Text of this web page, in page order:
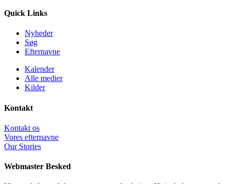
Quick Links
Nyheder
Søg
Efternavne
Kalender
Alle medier
Kilder
Kontakt
Kontakt os
Vores efternavne
Our Stories
Webmaster Besked